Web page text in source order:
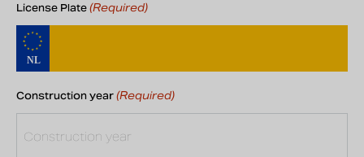
License Plate (Required)
Construction year (Required)